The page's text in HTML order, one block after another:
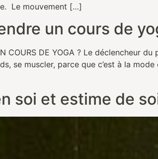
Le mouvement […]
un cours de
COURS DE YOGA ? Le
se muscler, parce que c’est à la
soi et estime de